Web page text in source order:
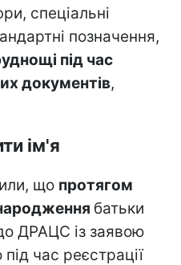
спеціальні
позначення,
під час
документів,
ім'я
що протягом
батьки
ДРАЦС із заявою
час реєстрації